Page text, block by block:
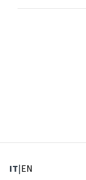
IT: Lingua corrente
|EN